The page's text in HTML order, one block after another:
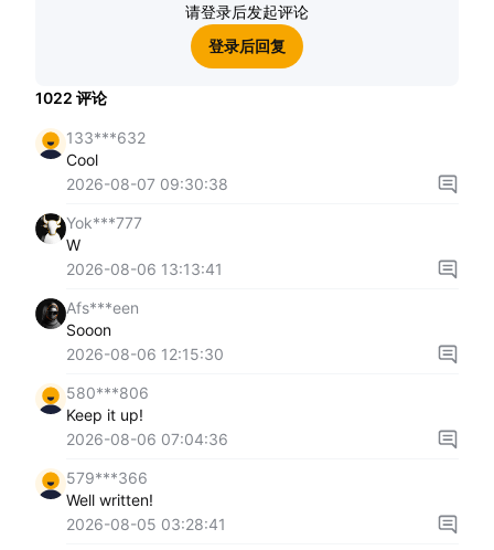
请登录后发起评论
登录后回复
1022 评论
133***632
Cool
2026-08-07 09:30:38
Yok***777
W
2026-08-06 13:13:41
Afs***een
Sooon
2026-08-06 12:15:30
580***806
Keep it up!
2026-08-06 07:04:36
579***366
Well written!
2026-08-05 03:28:41